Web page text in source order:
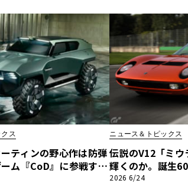
ベントレー
ランドロー
MINI
ボルボ
その他
国産車 レクサス
ス
ティンの野心作は防弾
ム『CoD』に参戦する
ト」の全貌
ニュース＆トピックス
伝説のV12「ミ
輝くのか。誕生
されるランボルギ
2026 6/24